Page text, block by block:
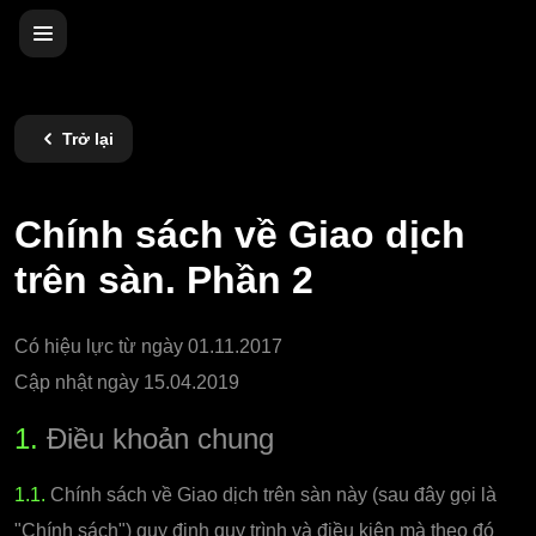
Trở lại
Chính sách về Giao dịch
trên sàn. Phần 2
Có hiệu lực từ ngày 01.11.2017
Cập nhật ngày 15.04.2019
1. Điều khoản chung
1.1. Chính sách về Giao dịch trên sàn này (sau đây gọi là
"Chính sách") quy định quy trình và điều kiện mà theo đó